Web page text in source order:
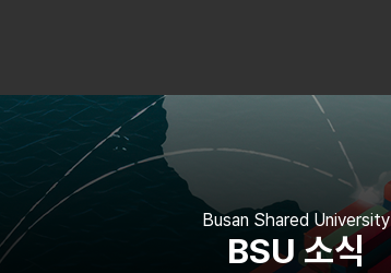
Busan Shared University
BSU 소식